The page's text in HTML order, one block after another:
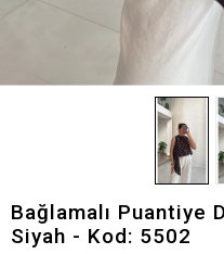
Bağlamalı Puantiye
Siyah - Kod: 5502